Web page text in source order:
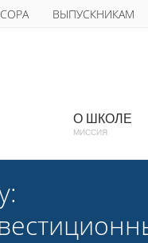
ВЫПУСКНИКАМ
О ШКОЛЕ
МИССИЯ